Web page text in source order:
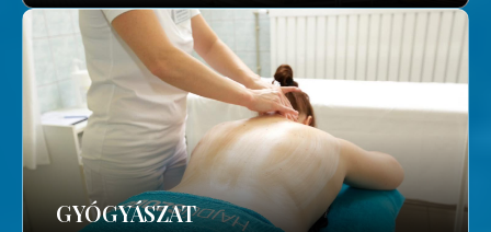
GYÓGYÁSZAT